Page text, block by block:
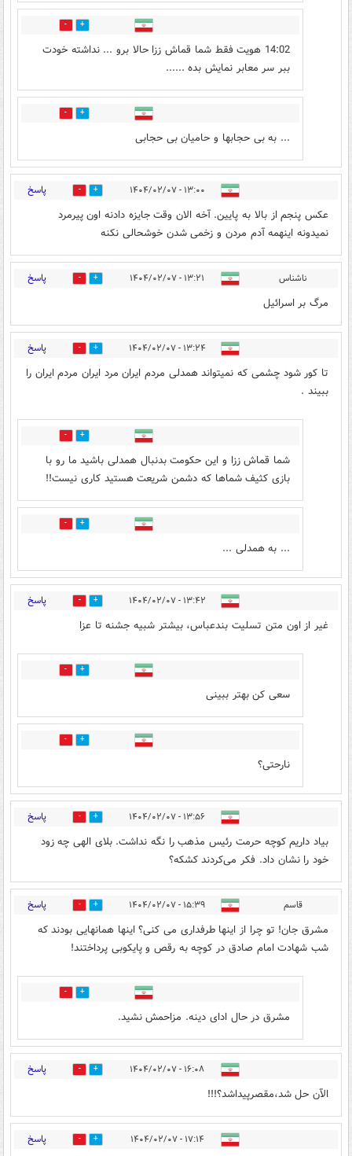
15
14:02 هویت فقط شما قماش ززا حالا برو ... نداشته خودت
ببر سر معابر نمایش بده ......
8
... به بی حجابها و حامیان بی حجابی
۱۳:۰۰ - ۱۴۰۴/۰۲/۰۷ 11 پاسخ
عکس پنجم از بالا به پایین. آخه الان وقت جایزه دادنه اون پیرمرد
نمیدونه اینهمه آدم مردن و زخمی شدن خوشحالی نکنه
ناشناس ۱۳:۲۱ - ۱۴۰۴/۰۲/۰۷ 25 پاسخ
مرگ بر اسرائیل
۱۳:۲۴ - ۱۴۰۴/۰۲/۰۷ 11 پاسخ
تا کور شود چشمی که نمیتواند همدلی مردم ایران مرد ایران مردم ایران را
ببیند .
6
شما قماش ززا و این حکومت بدنبال همدلی باشید ما رو با
بازی کثیف شماها که دشمن شریعت هستید کاری نیست!!
5
... به همدلی ...
۱۳:۴۲ - ۱۴۰۴/۰۲/۰۷ 15 پاسخ
غیر از اون متن تسلیت بندعباس، بیشتر شبیه جشنه تا عزا
4
سعی کن بهتر ببینی
0
نارحتی؟
۱۳:۵۶ - ۱۴۰۴/۰۲/۰۷ 18 پاسخ
بیاد داریم کوچه حرمت رئیس مذهب را نگه نداشت. بلای الهی چه زود
خود را نشان داد. فکر می‌کردند کشکه؟
قاسم ۱۵:۳۹ - ۱۴۰۴/۰۲/۰۷ 18 پاسخ
مشرق جان! تو چرا از اینها طرفداری می کنی؟ اینها همانهایی بودند که
شب شهادت امام صادق در کوچه به رقص و پایکوبی پرداختند!
5
مشرق در حال ادای دینه. مزاحمش نشید.
۱۶:۰۸ - ۱۴۰۴/۰۲/۰۷ 11 پاسخ
الآن حل شد،مقصرپیداشد؟!!!
۱۷:۱۴ - ۱۴۰۴/۰۲/۰۷ 9 پاسخ